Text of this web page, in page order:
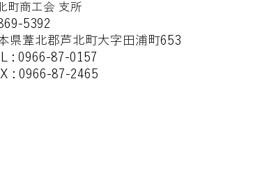
町商工会 支所
5392
県葦北郡芦北町大字田浦町653
: 0966-87-0157
: 0966-87-2465